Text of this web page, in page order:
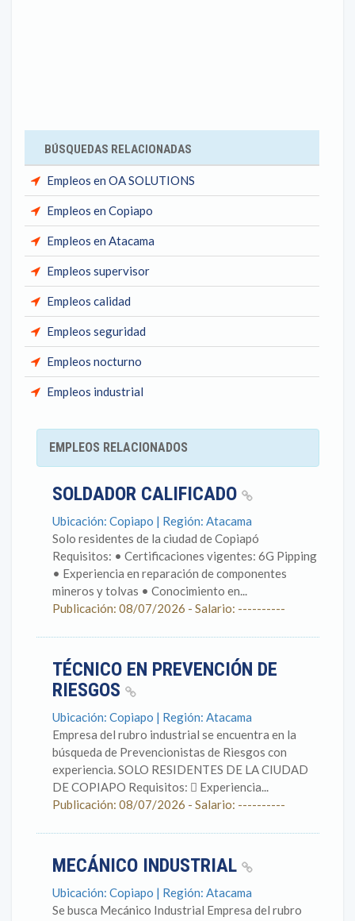
BÚSQUEDAS RELACIONADAS
Empleos en OA SOLUTIONS
Empleos en Copiapo
Empleos en Atacama
Empleos supervisor
Empleos calidad
Empleos seguridad
Empleos nocturno
Empleos industrial
EMPLEOS RELACIONADOS
SOLDADOR CALIFICADO
Ubicación: Copiapo | Región: Atacama
Solo residentes de la ciudad de Copiapó
Requisitos: • Certificaciones vigentes: 6G Pipping
• Experiencia en reparación de componentes
mineros y tolvas • Conocimiento en...
Publicación: 08/07/2026 - Salario: ----------
TÉCNICO EN PREVENCIÓN DE
RIESGOS
Ubicación: Copiapo | Región: Atacama
Empresa del rubro industrial se encuentra en la
búsqueda de Prevencionistas de Riesgos con
experiencia. SOLO RESIDENTES DE LA CIUDAD
DE COPIAPO Requisitos:  Experiencia...
Publicación: 08/07/2026 - Salario: ----------
MECÁNICO INDUSTRIAL
Ubicación: Copiapo | Región: Atacama
Se busca Mecánico Industrial Empresa del rubro